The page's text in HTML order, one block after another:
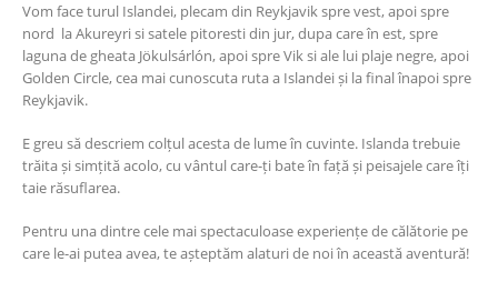
Vom face turul Islandei, plecam din Reykjavik spre vest, apoi spre
nord la Akureyri si satele pitoresti din jur, dupa care în est, spre
laguna de gheata Jökulsárlón, apoi spre Vik si ale lui plaje negre, apoi
Golden Circle, cea mai cunoscuta ruta a Islandei și la final înapoi spre
Reykjavik.
E greu să descriem colțul acesta de lume în cuvinte. Islanda trebuie
trăita și simțită acolo, cu vântul care-ți bate în față și peisajele care îți
taie răsuflarea.
Pentru una dintre cele mai spectaculoase experiențe de călătorie pe
care le-ai putea avea, te așteptăm alaturi de noi în această aventură!